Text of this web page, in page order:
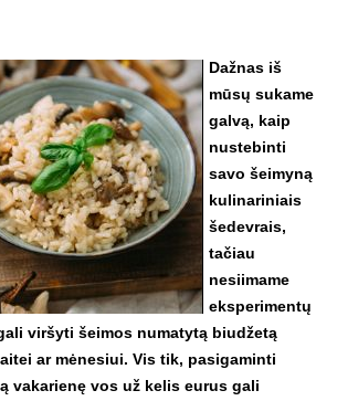
Dažnas iš
mūsų sukame
galvą, kaip
nustebinti
savo šeimyną
kulinariniais
šedevrais,
tačiau
nesiimame
eksperimentų
viršyti šeimos numatytą biudžetą
ar mėnesiui. Vis tik, pasigaminti
vakarienę vos už kelis eurus gali